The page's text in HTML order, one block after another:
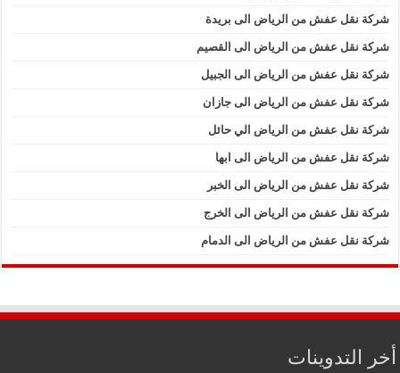
شركة نقل عفش من الرياض الى بريدة
شركة نقل عفش من الرياض الى القصيم
شركة نقل عفش من الرياض الى الجبيل
شركة نقل عفش من الرياض الى جازان
شركة نقل عفش من الرياض الي حائل
شركة نقل عفش من الرياض الى ابها
شركة نقل عفش من الرياض الى الخبر
شركة نقل عفش من الرياض الى الخرج
شركة نقل عفش من الرياض الى الدمام
أخر التدوينات